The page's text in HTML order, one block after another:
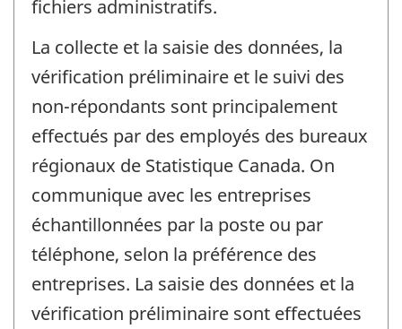
fichiers administratifs.
La collecte et la saisie des données, la
vérification préliminaire et le suivi des
non-répondants sont principalement
effectués par des employés des bureaux
régionaux de Statistique Canada. On
communique avec les entreprises
échantillonnées par la poste ou par
téléphone, selon la préférence des
entreprises. La saisie des données et la
vérification préliminaire sont effectuées